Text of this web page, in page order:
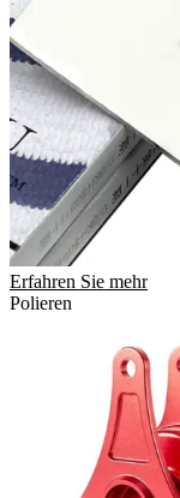
Erfahren Sie mehr
Polieren